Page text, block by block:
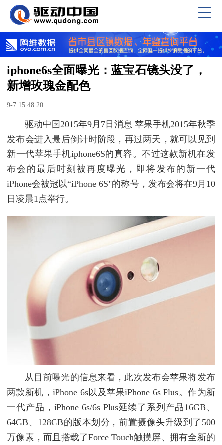
iphone6s全面曝光：蓝宝石镜头没了，
新增玫瑰金配色
9-7 15:48:20
驱动中国2015年9月7日消息 苹果手机2015年秋季
发布会进入最后倒计时阶段，再过两天，就可以见到
新一代苹果手机iphone6S的真容。不过这款新机在发
布会的最后时刻被再度曝光，即将发布的新一代
iPhone会被冠以“iPhone 6S”的称号，发布会将在9月10
日凌晨1点举行。
从目前曝光的信息来看，此次发布会苹果将发布
两款新机，iPhone 6s以及苹果iPhone 6s Plus。作为新
一代产品，iPhone 6s/6s Plus延续了系列产品16GB、
64GB、128GB的版本划分，前置摄像头升级到了500
万像素，而且搭载了Force Touch触摸屏、拥有全新的